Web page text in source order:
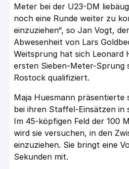
Meter bei der U23-DM
noch eine Runde weiter zu
einzuziehen“, so Jan Vogt,
Abwesenheit von Lars
Weitsprung hat sich Leonard
ersten Sieben-Meter-Sprung
Rostock qualifiziert.
Maja Huesmann präsentierte
bei ihren Staffel-Einsätzen in
Im 45-köpfigen Feld der 100
wird sie versuchen, in den
einzuziehen. Sie bringt eine
Sekunden mit.